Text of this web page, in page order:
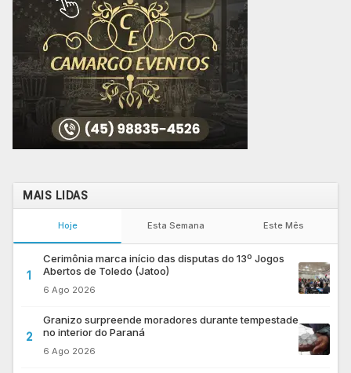
MAIS LIDAS
Hoje Esta Semana Este Mês
1
Cerimônia marca início das disputas do 13º Jogos
Abertos de Toledo (Jatoo)
6 Ago 2026
2
Granizo surpreende moradores durante tempestade
no interior do Paraná
6 Ago 2026